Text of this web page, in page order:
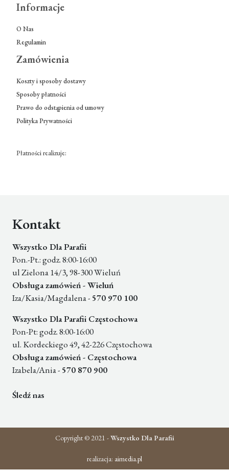
Informacje
O Nas
Regulamin
Zamówienia
Koszty i sposoby dostawy
Sposoby płatności
Prawo do odstąpienia od umowy
Polityka Prywatności
Płatności realizuje:
Kontakt
Wszystko Dla Parafii
Pon.-Pt.: godz. 8:00-16:00
ul Zielona 14/3, 98-300 Wieluń
Obsługa zamówień - Wieluń
Iza/Kasia/Magdalena - 570 970 100
Wszystko Dla Parafii Częstochowa
Pon-Pt: godz. 8:00-16:00
ul. Kordeckiego 49, 42-226 Częstochowa
Obsługa zamówień - Częstochowa
Izabela/Ania - 570 870 900
Śledź nas
Copyright © 2021 -Wszystko Dla Parafii
realizacja: aimedia.pl